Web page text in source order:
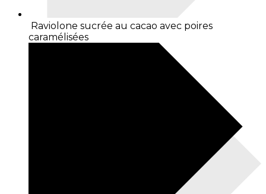
Raviolone sucrée au cacao avec poires
caramélisées